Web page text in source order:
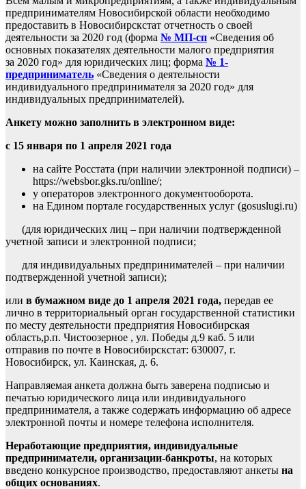
предпринимателям Новосибирской области необходимо
предоставить в Новосибирскстат отчетность о своей
деятельности за 2020 год (форма № МП-сп «Сведения об
основных показателях деятельности малого предприятия
за 2020 год» для юридических лиц; форма № 1-
предприниматель «Сведения о деятельности
индивидуального предпринимателя за 2020 год» для
индивидуальных предпринимателей).
Анкету можно заполнить в электронном виде:
с 15 января по 1 апреля 2021 года
на сайте Росстата (при наличии электронной подписи) –
https://websbor.gks.ru/online/;
у операторов электронного документооборота.
на Едином портале государственных услуг (gosuslugi.ru)
(для юридических лиц – при наличии подтвержденной
учетной записи и электронной подписи;
для индивидуальных предпринимателей – при наличии
подтвержденной учетной записи);
или в бумажном виде до 1 апреля 2021 года, передав ее
лично в территориальный орган государственной статистики
по месту деятельности предприятия Новосибирская
область,р.п. Чистоозерное , ул. Победы д.9 каб. 5 или
отправив по почте в Новосибирскстат: 630007, г.
Новосибирск, ул. Каинская, д. 6.
Направляемая анкета должна быть заверена подписью и
печатью юридического лица или индивидуального
предпринимателя, а также содержать информацию об адресе
электронной почты и номере телефона исполнителя.
Неработающие предприятия, индивидуальные
предприниматели, организации-банкроты, на которых
введено конкурсное производство, предоставляют анкеты на
общих основаниях.